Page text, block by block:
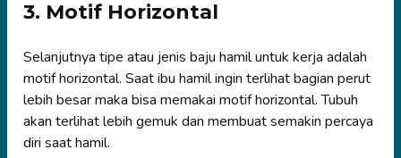
3. Motif Horizontal
Selanjutnya tipe atau jenis baju hamil untuk kerja adalah
motif horizontal. Saat ibu hamil ingin terlihat bagian perut
lebih besar maka bisa memakai motif horizontal. Tubuh
akan terlihat lebih gemuk dan membuat semakin percaya
diri saat hamil.